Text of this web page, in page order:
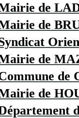
de
de
de
de
de